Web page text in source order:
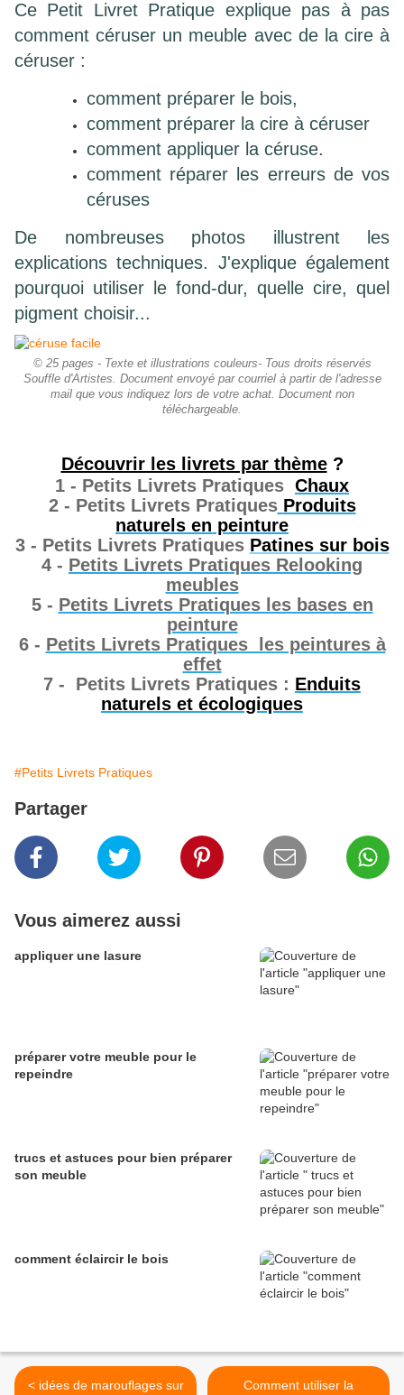
Ce Petit Livret Pratique explique pas à pas
comment céruser un meuble avec de la cire à
céruser :
comment préparer le bois,
comment préparer la cire à céruser
comment appliquer la céruse.
comment réparer les erreurs de vos
céruses
De nombreuses photos illustrent les
explications techniques. J'explique également
pourquoi utiliser le fond-dur, quelle cire, quel
pigment choisir...
© 25 pages - Texte et illustrations couleurs- Tous droits réservés
Souffle d'Artistes. Document envoyé par courriel à partir de l'adresse
mail que vous indiquez lors de votre achat. Document non
téléchargeable.
Découvrir les livrets par thème ?
1 - Petits Livrets Pratiques Chaux
2 - Petits Livrets Pratiques Produits
naturels en peinture
3 - Petits Livrets Pratiques Patines sur bois
4 - Petits Livrets Pratiques Relooking
meubles
5 - Petits Livrets Pratiques les bases en
peinture
6 - Petits Livrets Pratiques les peintures à
effet
7 - Petits Livrets Pratiques : Enduits
naturels et écologiques
#Petits Livrets Pratiques
Partager
Vous aimerez aussi
appliquer une lasure
préparer votre meuble pour le
repeindre
trucs et astuces pour bien préparer
son meuble
comment éclaircir le bois
< idées de marouflages sur Comment utiliser la